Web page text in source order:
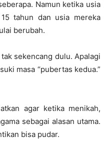
Namun ketika usia
tahun dan usia mereka
berubah.
sekencang dulu. Apalagi
masa “pubertas kedua.”
agar ketika menikah,
sebagai alasan utama.
bisa pudar.